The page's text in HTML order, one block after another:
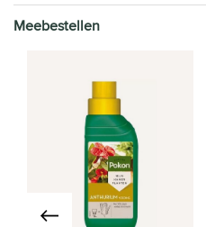
Meebestellen